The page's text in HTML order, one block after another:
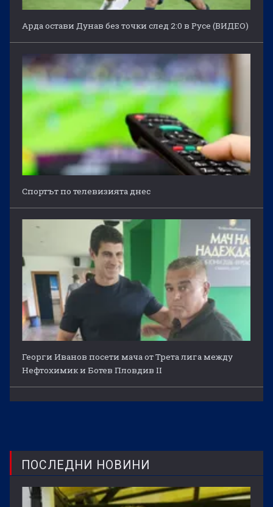
Арда остави Дунав без точки след 2:0 в Русе (ВИДЕО)
Спортът по телевизията днес
Георги Иванов посети мача от Трета лига между
Нефтохимик и Ботев Пловдив II
ПОСЛЕДНИ НОВИНИ